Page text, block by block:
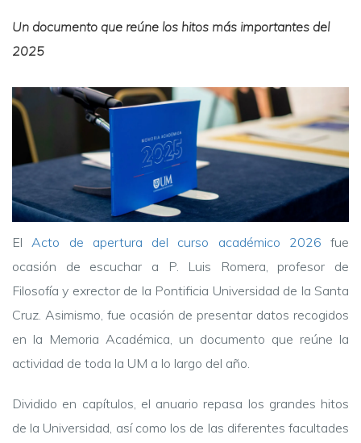
Un documento que reúne los hitos más importantes del
2025
El Acto de apertura del curso académico 2026 fue
ocasión de escuchar a P. Luis Romera, profesor de
Filosofía y exrector de la Pontificia Universidad de la Santa
Cruz. Asimismo, fue ocasión de presentar datos recogidos
en la Memoria Académica, un documento que reúne la
actividad de toda la UM a lo largo del año.
Dividido en capítulos, el anuario repasa los grandes hitos
de la Universidad, así como los de las diferentes facultades